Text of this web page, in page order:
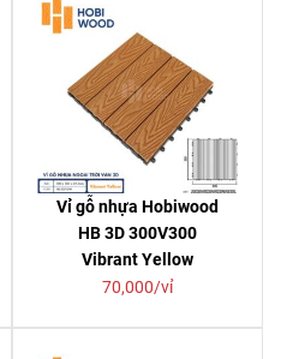
Vỉ gỗ nhựa Hobiwood
HB 3D 300V300
Vibrant Yellow
70,000/vỉ